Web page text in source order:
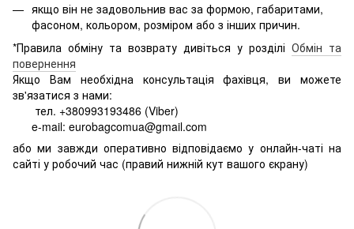
якщо він не задовольнив вас за формою, габаритами,
фасоном, кольором, розміром або з інших причин.
*Правила обміну та возврату дивіться у розділі Обмін та
повернення
Якщо Вам необхідна консультація фахівця, ви можете
зв'язатися з нами:
тел. +380993193486 (Viber)
e-mail: eurobagcomua@gmail.com
або ми завжди оперативно відповідаємо у онлайн-чаті на
сайті у робочий час (правий нижній кут вашого єкрану)